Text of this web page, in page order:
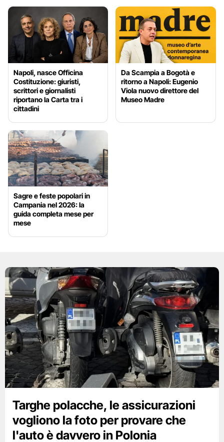
Napoli, nasce Officina
Costituzione: giuristi,
scrittori e giornalisti
riportano la Carta tra i
cittadini
Da Scampia a Bogotà e
ritorno a Napoli: Eugenio
Viola nuovo direttore del
Museo Madre
Sagre e feste popolari in
Campania nel 2026: la
guida completa mese per
mese
Targhe polacche, le assicurazioni
vogliono la foto per provare che
l'auto è davvero in Polonia